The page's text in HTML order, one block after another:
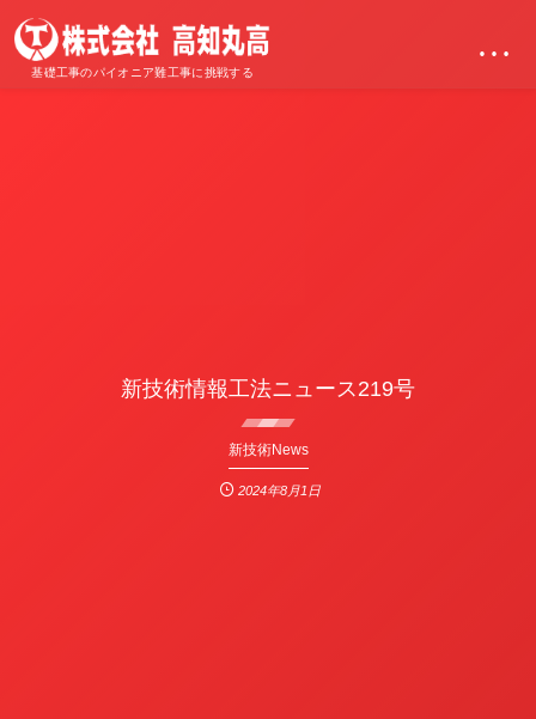
基礎工事のパイオニア難工事に挑戦する
…
新技術情報工法ニュース219号
新技術News
2024年8月1日